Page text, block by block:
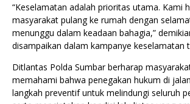
“Keselamatan adalah prioritas utama. Kami
masyarakat pulang ke rumah dengan
menunggu dalam keadaan bahagia,”
disampaikan dalam kampanye keselamatan
Ditlantas Polda Sumbar berharap
memahami bahwa penegakan hukum di
langkah preventif untuk melindungi seluruh